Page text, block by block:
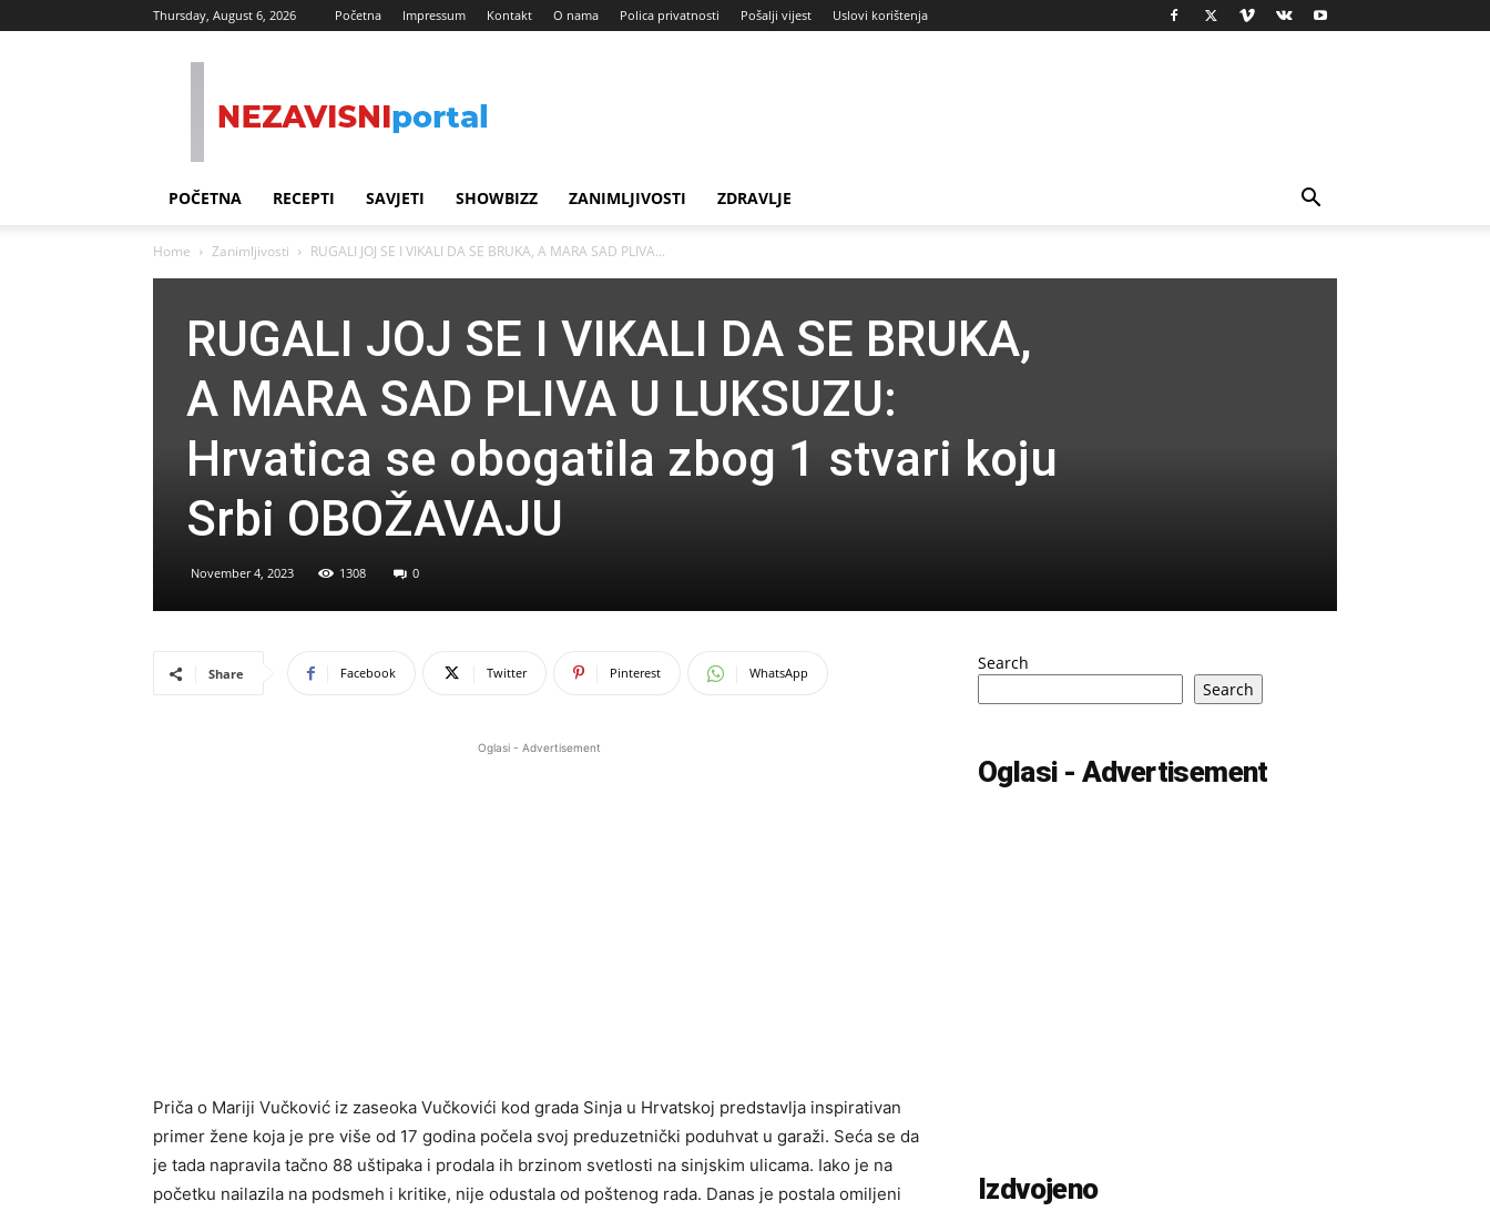
Thursday, August 6, 2026 Početna Impressum Kontakt O nama Polica privatnosti Pošalji vijest Uslovi korištenja
POČETNA RECEPTI SAVJETI SHOWBIZZ ZANIMLJIVOSTI ZDRAVLJE
Home Zanimljivosti RUGALI JOJ SE I VIKALI DA SE BRUKA, A MARA SAD PLIVA...
RUGALI JOJ SE I VIKALI DA SE BRUKA,
A MARA SAD PLIVA U LUKSUZU:
Hrvatica se obogatila zbog 1 stvari koju
Srbi OBOŽAVAJU
November 4, 2023 1308 0
Share Facebook Twitter Pinterest WhatsApp
Oglasi - Advertisement
Priča o Mariji Vučković iz zaseoka Vučkovići kod grada Sinja u Hrvatskoj predstavlja inspirativan
primer žene koja je pre više od 17 godina počela svoj preduzetnički poduhvat u garaži. Seća se da
je tada napravila tačno 88 uštipaka i prodala ih brzinom svetlosti na sinjskim ulicama. Iako je na
početku nailazila na podsmeh i kritike, nije odustala od poštenog rada. Danas je postala omiljeni
Search
Search
Oglasi - Advertisement
Izdvojeno